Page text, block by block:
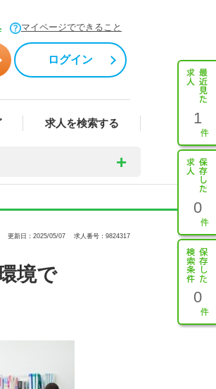
マイページでできること
ログイン
求人を検索する 1
0
0
更新日：2025/05/07 求人番号：9824317
境で